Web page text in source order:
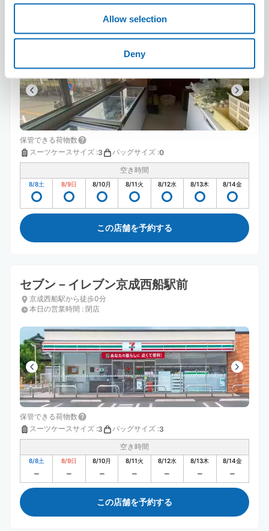
Allow selection
Deny
Himalayan Halal Food&Spice Mart
本日の営業時間: 10:00〜21:30
保管できる荷物数
スーツケースサイズ :3 バッグサイズ :0
空き時間
8/8土 8/9日 8/10月 8/11火 8/12水 8/13木 8/14金
この店舗を予約する
セブン－イレブン京成西船駅前
京成西船駅から徒歩0分
本日の営業時間 : 閉店
保管できる荷物数
スーツケースサイズ :3 バッグサイズ :3
空き時間
8/8土 8/9日 8/10月 8/11火 8/12水 8/13木 8/14金
この店舗を予約する